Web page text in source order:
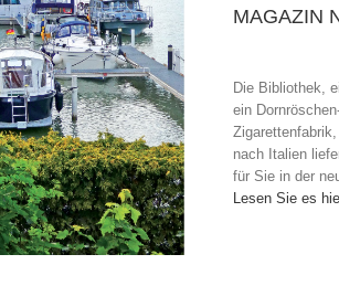
MAGAZIN
Die Bibliothek,
ein
nach Italien
für Sie in der
Lesen Sie es